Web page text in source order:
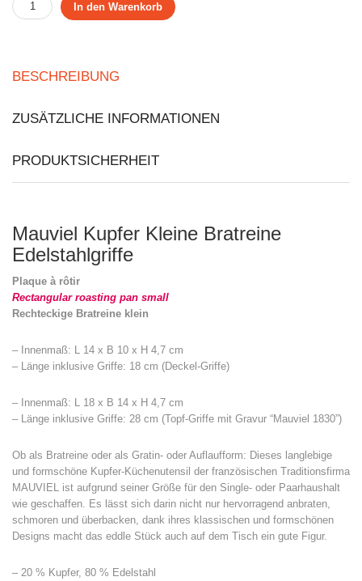
In den Warenkorb
BESCHREIBUNG
ZUSÄTZLICHE INFORMATIONEN
PRODUKTSICHERHEIT
Mauviel Kupfer Kleine Bratreine
Edelstahlgriffe
Plaque à rôtir
Rectangular roasting pan small
Rechteckige Bratreine klein
– Innenmaß: L 14 x B 10 x H 4,7 cm
– Länge inklusive Griffe: 18 cm (Deckel-Griffe)
– Innenmaß: L 18 x B 14 x H 4,7 cm
– Länge inklusive Griffe: 28 cm (Topf-Griffe mit Gravur “Mauviel 1830”)
Ob als Bratreine oder als Gratin- oder Auflaufform: Dieses langlebige
und formschöne Kupfer-Küchenutensil der französischen Traditionsfirma
MAUVIEL ist aufgrund seiner Größe für den Single- oder Paarhaushalt
wie geschaffen. Es lässt sich darin nicht nur hervorragend anbraten,
schmoren und überbacken, dank ihres klassischen und formschönen
Designs macht das eddle Stück auch auf dem Tisch ein gute Figur.
– 20 % Kupfer, 80 % Edelstahl